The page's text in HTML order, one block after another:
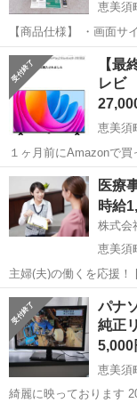
恵美須
【商品仕様】 ・画面サ
タルチューナー：9 ・
子：4端子 ARC対応
大阪 大阪市 恵
【最
レビ
恵美須
１ヶ月前にAmazonで
40a4n を引っ越しの為に売ります。 液晶に指
る程度で、超美品です。 外箱は100×62×13の大きさです(単位セン
ー...
大阪 大阪市 恵
医療
時給
株式会
恵美須
主婦(夫)の働くを応援！ [勤務日数]： 週3日~ 09:15~18:15/09:15~12:15
月/火/水/木/金/土 などから選べます [勤務地・
浪速区日本橋東3丁目2-
大阪 大阪市 恵
パナ
純正
5,000
恵美須
綺麗に映っております